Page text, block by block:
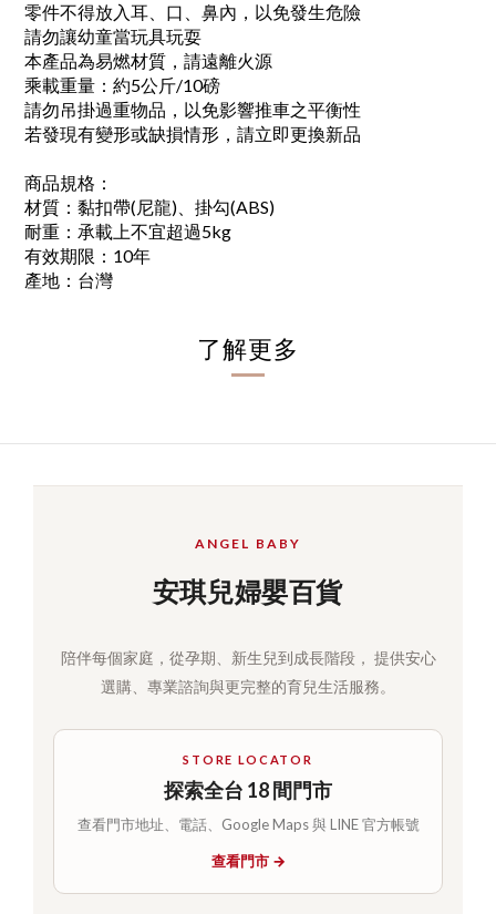
零件不得放入耳、口、鼻內，以免發生危險
請勿讓幼童當玩具玩耍
本產品為易燃材質，請遠離火源
乘載重量：約5公斤/10磅
請勿吊掛過重物品，以免影響推車之平衡性
若發現有變形或缺損情形，請立即更換新品
商品規格：
材質：黏扣帶(尼龍)、掛勾(ABS)
耐重：承載上不宜超過5kg
有效期限：10年
產地：台灣
了解更多
ANGEL BABY
安琪兒婦嬰百貨
陪伴每個家庭，從孕期、新生兒到成長階段， 提供安心
選購、專業諮詢與更完整的育兒生活服務。
STORE LOCATOR
探索全台 18 間門市
查看門市地址、電話、Google Maps 與 LINE 官方帳號
查看門市 →